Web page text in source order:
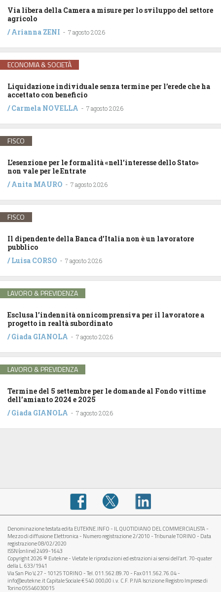
Via libera della Camera a misure per lo sviluppo del settore
agricolo
/Arianna ZENI - 7 agosto 2026
ECONOMIA & SOCIETÀ
Liquidazione individuale senza termine per l’erede che ha
accettato con beneficio
/Carmela NOVELLA - 7 agosto 2026
FISCO
L’esenzione per le formalità «nell’interesse dello Stato»
non vale per le Entrate
/Anita MAURO - 7 agosto 2026
FISCO
Il dipendente della Banca d’Italia non è un lavoratore
pubblico
/Luisa CORSO - 7 agosto 2026
LAVORO & PREVIDENZA
Esclusa l’indennità onnicomprensiva per il lavoratore a
progetto in realtà subordinato
/Giada GIANOLA - 7 agosto 2026
LAVORO & PREVIDENZA
Termine del 5 settembre per le domande al Fondo vittime
dell’amianto 2024 e 2025
/Giada GIANOLA - 7 agosto 2026
Denominazione testata edita EUTEKNE.INFO - IL QUOTIDIANO DEL COMMERCIALISTA -
Mezzo di diffusione Elettronica - Numero registrazione 2/2010 - Tribunale TORINO - Data
registrazione 08/02/2020
ISSN (online) 2499-1643
Copyright 2026 © Eutekne - Vietate le riproduzioni ed estrazioni ai sensi dell’art. 70-quater
della L. 633/1941
Via San Pio V, 27 - 10125 TORINO - Tel. 011.562.89.70 - Fax 011.562.76.04 -
info@eutekne.it Capitale Sociale € 540.000,00 i.v. C.F. P.IVA Iscrizione Registro Imprese di
Torino 05546030015